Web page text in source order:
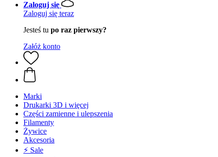
Zaloguj się
Zaloguj się teraz
Jesteś tu po raz pierwszy?
Załóż konto
Marki
Drukarki 3D i więcej
Części zamienne i ulepszenia
Filamenty
Żywice
Akcesoria
⚡ Sale